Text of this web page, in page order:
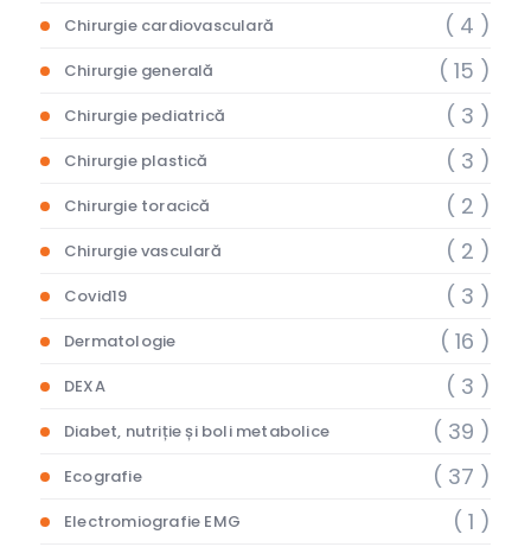
Chirurgie cardiovasculară ( 4 )
Chirurgie generală ( 15 )
Chirurgie pediatrică ( 3 )
Chirurgie plastică ( 3 )
Chirurgie toracică ( 2 )
Chirurgie vasculară ( 2 )
Covid19 ( 3 )
Dermatologie ( 16 )
DEXA ( 3 )
Diabet, nutriție și boli metabolice ( 39 )
Ecografie ( 37 )
Electromiografie EMG ( 1 )